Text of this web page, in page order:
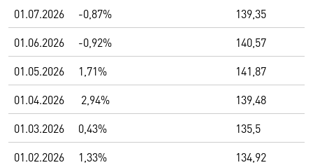
01.07.2026 -0,87%
139,35
01.06.2026
-0,92%
140,57
01.05.2026
1,71%
141,87
01.04.2026
2,94%
139,48
01.03.2026
0,43%
135,5
01.02.2026
1,33%
134,92